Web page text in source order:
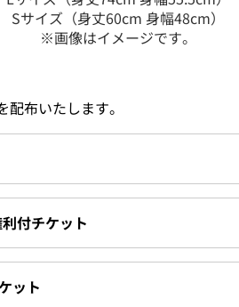
Sサイズ（身丈60cm 身幅48cm）
※画像はイメージです。
布いたします。
付チケット
ット